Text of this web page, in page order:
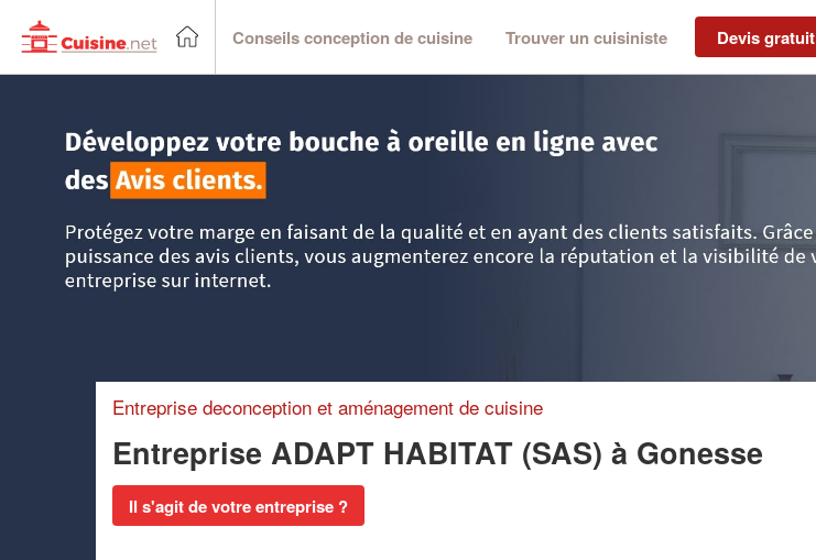
Conseils conception de cuisine Trouver un cuisiniste Devis gratuit
Entreprise deconception et aménagement de cuisine
Entreprise ADAPT HABITAT (SAS) à Gonesse
Il s'agit de votre entreprise ?